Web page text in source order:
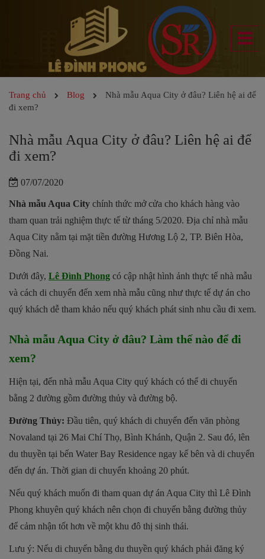
Trang chủ Blog
Nhà mẫu Aqua City ở đâu? Liên hệ ai để
đi xem?
Nhà mẫu Aqua City ở đâu? Liên hệ ai để
đi xem?
07/07/2020
Nhà mẫu Aqua City chính thức mở cửa cho khách hàng vào
tham quan trải nghiệm thực tế từ tháng 5/2020. Địa chỉ nhà mẫu
Aqua City nằm tại mặt tiền đường Hương Lộ 2, TP. Biên Hòa,
Đồng Nai.
Dưới đây, Lê Đình Phong có cập nhật hình ảnh thực tế nhà mẫu
và cách di chuyển đến xem nhà mẫu cũng như thực tế dự án cho
quý khách dễ tham khảo nếu quý khách phát sinh nhu cầu đi xem.
Nhà mẫu Aqua City ở đâu? Làm thế nào để đi
xem?
Hiện tại, đến nhà mẫu Aqua City quý khách có thể di chuyển
bằng 2 đường gồm đường thủy và đường bộ.
Đường Thủy: Đầu tiên, quý khách di chuyển đến văn phòng
Novaland tại 26 Mai Chí Thọ, Bình Khánh, Quận 2. Sau đó, lên
du thuyền tại bến Water Bay Residence ngay kế bên và di chuyển
đến dự án. Thời gian di chuyển khoảng 20 phút.
Nếu quý khách muốn đi tham quan dự án Aqua City thì Lê Đình
Phong khuyên quý khách nên chọn đi chuyển bằng đường thủy
để cảm nhận tốt hơn về một khu đô thị sinh thái.
Lưu ý: Nếu di chuyển bằng du thuyền quý khách phải đăng ký